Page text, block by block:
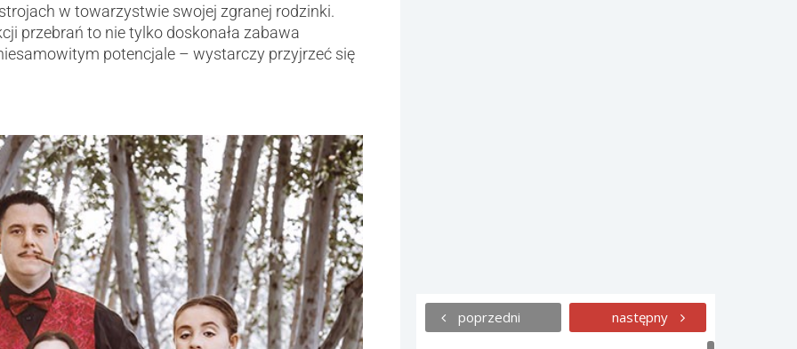
w towarzystwie swojej zgranej rodzinki.
przebrań to nie tylko doskonała zabawa
potencjale – wystarczy przyjrzeć się
poprzedni następny